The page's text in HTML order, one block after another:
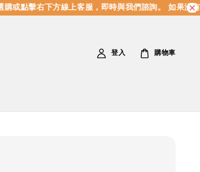
點擊右下方線上客服，即時與我們諮詢。 如果沒有
登入 購物車